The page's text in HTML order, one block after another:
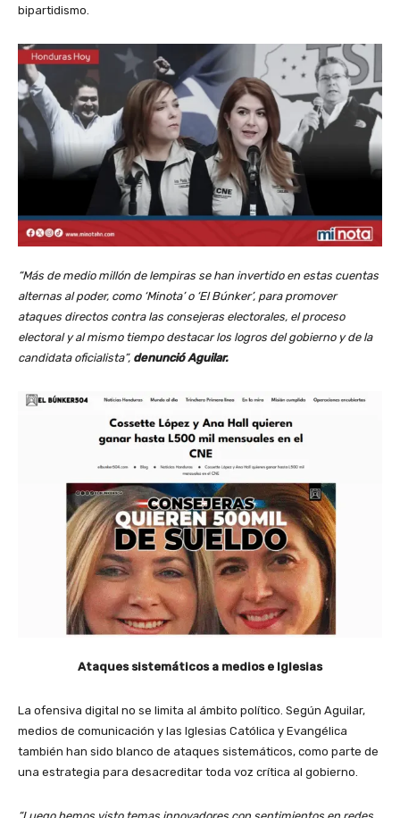
bipartidismo.
“Más de medio millón de lempiras se han invertido en estas cuentas
alternas al poder, como ‘Minota’ o ‘El Búnker’, para promover
ataques directos contra las consejeras electorales, el proceso
electoral y al mismo tiempo destacar los logros del gobierno y de la
candidata oficialista”, denunció Aguilar.
Ataques sistemáticos a medios e Iglesias
La ofensiva digital no se limita al ámbito político. Según Aguilar,
medios de comunicación y las Iglesias Católica y Evangélica
también han sido blanco de ataques sistemáticos, como parte de
una estrategia para desacreditar toda voz crítica al gobierno.